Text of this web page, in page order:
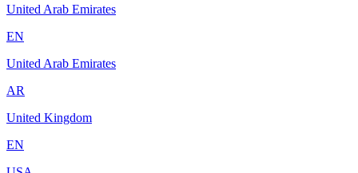
United Arab Emirates
EN
United Arab Emirates
AR
United Kingdom
EN